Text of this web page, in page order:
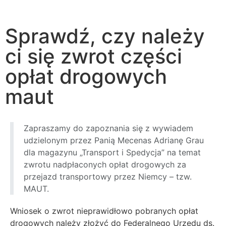
Sprawdź, czy należy
ci się zwrot części
opłat drogowych
maut
Zapraszamy do zapoznania się z wywiadem
udzielonym przez Panią Mecenas Adrianę Grau
dla magazynu „Transport i Spedycja” na temat
zwrotu nadpłaconych opłat drogowych za
przejazd transportowy przez Niemcy – tzw.
MAUT.
Wniosek o zwrot nieprawidłowo pobranych opłat
drogowych należy złożyć do Federalnego Urzędu ds.